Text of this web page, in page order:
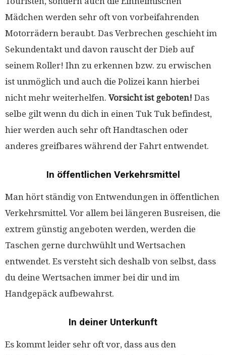
Mädchen werden sehr oft von vorbeifahrenden
Motorrädern beraubt. Das Verbrechen geschieht im
Sekundentakt und davon rauscht der Dieb auf
seinem Roller! Ihn zu erkennen bzw. zu erwischen
ist unmöglich und auch die Polizei kann hierbei
nicht mehr weiterhelfen. Vorsicht ist geboten! Das
selbe gilt wenn du dich in einen Tuk Tuk befindest,
hier werden auch sehr oft Handtaschen oder
anderes greifbares während der Fahrt entwendet.
In öffentlichen Verkehrsmittel
Man hört ständig von Entwendungen in öffentlichen
Verkehrsmittel. Vor allem bei längeren Busreisen, die
extrem günstig angeboten werden, werden die
Taschen gerne durchwühlt und Wertsachen
entwendet. Es versteht sich deshalb von selbst, dass
du deine Wertsachen immer bei dir und im
Handgepäck aufbewahrst.
In deiner Unterkunft
Es kommt leider sehr oft vor, dass aus den